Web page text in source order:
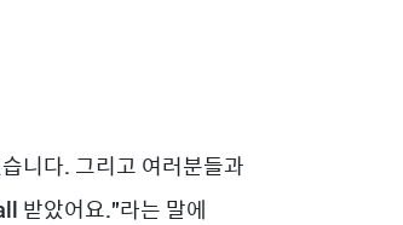
니다. 그리고 여러분들과
받았어요.”라는 말에